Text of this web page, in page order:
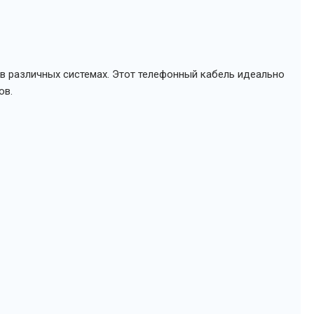
системах. Этот телефонный кабель идеально